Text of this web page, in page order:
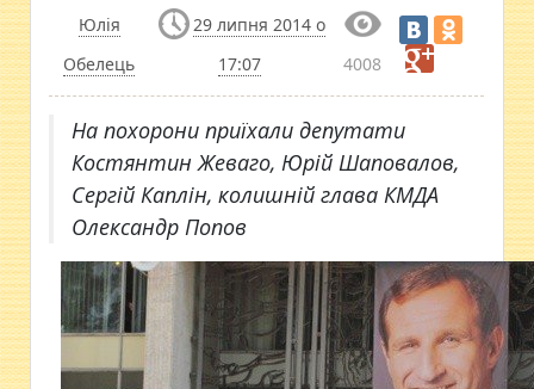
Юлія
Обелець
29 липня 2014 о
17:07
4008
На похорони приїхали депутати
Костянтин Жеваго, Юрій Шаповалов,
Сергій Каплін, колишній глава КМДА
Олександр Попов